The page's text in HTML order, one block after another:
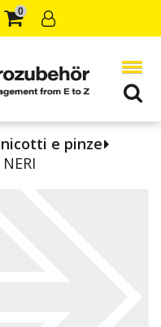
0
e pinze